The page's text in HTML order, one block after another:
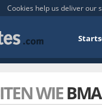
Cookies help us deliver our
WIE